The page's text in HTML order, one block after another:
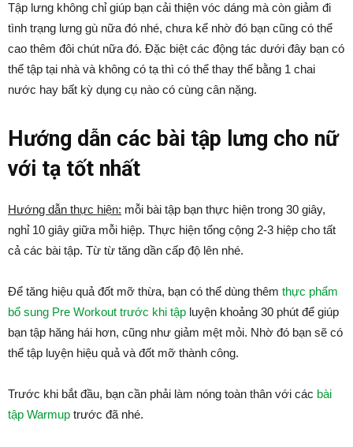
Tập lưng không chỉ giúp bạn cải thiện vóc dáng mà còn giảm đi
tình trạng lưng gù nữa đó nhé, chưa kể nhờ đó bạn cũng có thể
cao thêm đôi chút nữa đó. Đặc biệt các động tác dưới đây bạn có
thể tập tại nhà và không có tạ thì có thể thay thế bằng 1 chai
nước hay bất kỳ dụng cụ nào có cùng cân nặng.
Hướng dẫn các bài tập lưng cho nữ
với tạ tốt nhất
Hướng dẫn thực hiện: mỗi bài tập bạn thực hiện trong 30 giây,
nghỉ 10 giây giữa mỗi hiệp. Thực hiện tổng cộng 2-3 hiệp cho tất
cả các bài tập. Từ từ tăng dần cấp độ lên nhé.
Để tăng hiệu quả đốt mỡ thừa, bạn có thể dùng thêm thực phẩm
bổ sung Pre Workout trước khi tập luyện khoảng 30 phút để giúp
bạn tập hăng hái hơn, cũng như giảm mệt mỏi. Nhờ đó bạn sẽ có
thể tập luyện hiệu quả và đốt mỡ thành công.
Trước khi bắt đầu, bạn cần phải làm nóng toàn thân với các bài
tập Warmup trước đã nhé.